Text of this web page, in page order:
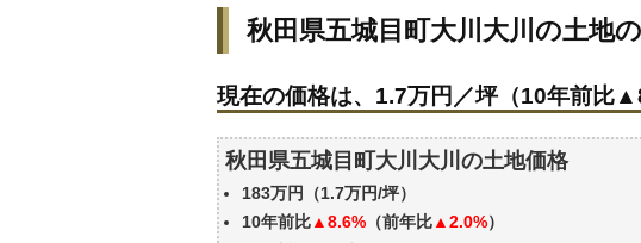
現在の価格は、1.7万円／坪（10年前比
駅からの徒歩距離で価格はどうなる？
秋田県五城目町大川大川の土地の過去の売買
公示地価はいくら
エリアの将来性を人口予想から検討しよう
自分の年収でいくらの不動産が買える？
秋田県五城目町大川大川の土地
現在の価格は、1.7万円／坪（10年前比
秋田県五城目町大川大川の土地価格
183万円（1.7万円/坪）
10年前比▲8.6% （前年比▲2.0%）